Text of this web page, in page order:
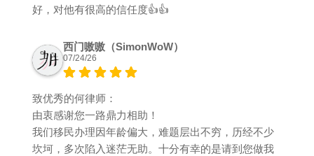
好，对他有很高的信任度👍👍
西门嗷嗷（SimonWoW）
07/24/26
致优秀的何律师：
由衷感谢您一路鼎力相助！
我们移民办理因年龄偏大，难题层出不穷，历经不少
坎坷，多次陷入迷茫无助。十分有幸的是请到您做我